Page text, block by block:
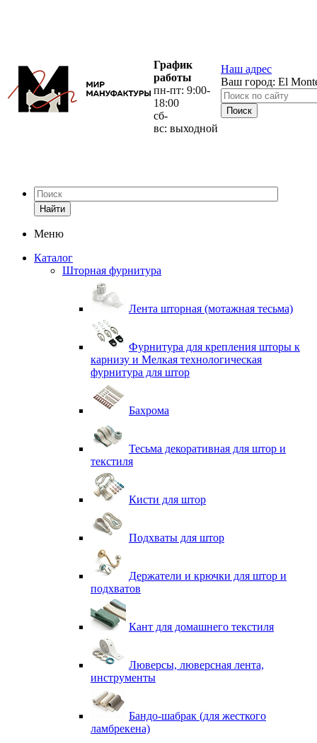
График
работы
пн-пт: 9:00-
18:00
сб-
вс: выходной
Наш адрес
Ваш город: El
Найти
Меню
Каталог
Шторная фурнитура
Лента шторная (мотажная тесьма)
Фурнитура для крепления шторы к
карнизу и Мелкая технологическая
фурнитура для штор
Бахрома
Тесьма декоративная для штор и
текстиля
Кисти для штор
Подхваты для штор
Держатели и крючки для штор и
подхватов
Кант для домашнего текстиля
Люверсы, люверсная лента,
инструменты
Бандо-шабрак (для жесткого
ламбрекена)